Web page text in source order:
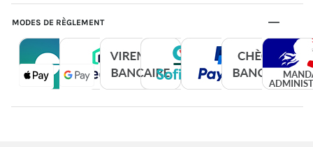
MODES DE RÈGLEMENT